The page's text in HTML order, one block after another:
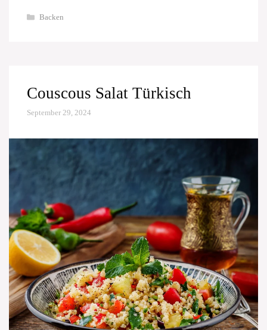
Kategorien
Backen
Couscous Salat Türkisch
September 29, 2024